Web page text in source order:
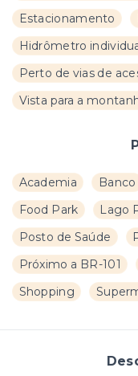
Estacionamento
Hidrômetro
Perto de vias de
Vista para a
Academia Banco
Food Park
Lago
Posto de Saúde
Próximo a BR-101
Shopping